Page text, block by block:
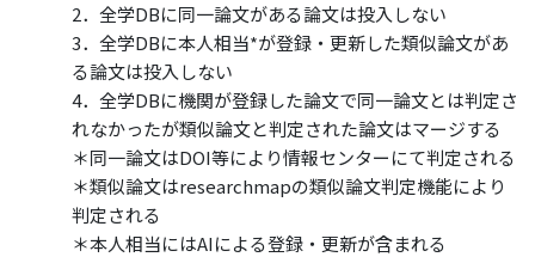
2．全学DBに同一論文がある論文は投入しない
3．全学DBに本人相当*が登録・更新した類似論文があ
る論文は投入しない
4．全学DBに機関が登録した論文で同一論文とは判定さ
れなかったが類似論文と判定された論文はマージする
＊同一論文はDOI等により情報センターにて判定される
＊類似論文はresearchmapの類似論文判定機能により
判定される
＊本人相当にはAIによる登録・更新が含まれる